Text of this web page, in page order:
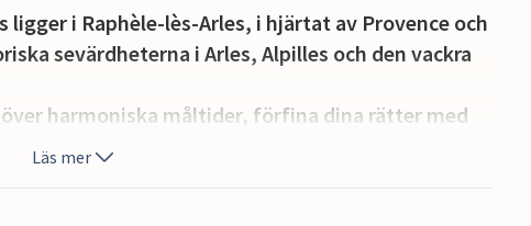
i Raphèle-lès-Arles, i hjärtat av Provence och
sevärdheterna i Arles, Alpilles och den vackra
harmoniska måltider, förfina dina rätter med
bekväma soffgruppen för en spelkväll efter en lång
Läs mer